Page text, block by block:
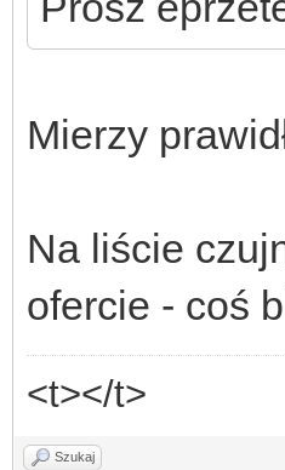
Mierzy
Na liście
ofercie - coś
<t></t>
Szukaj